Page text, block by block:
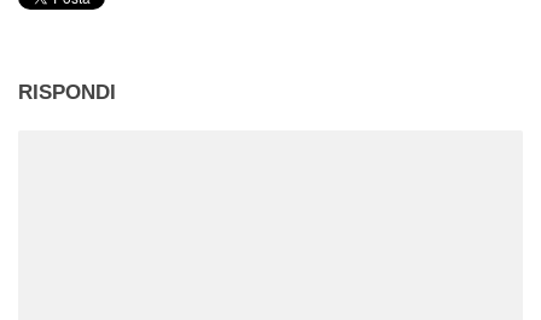
RISPONDI